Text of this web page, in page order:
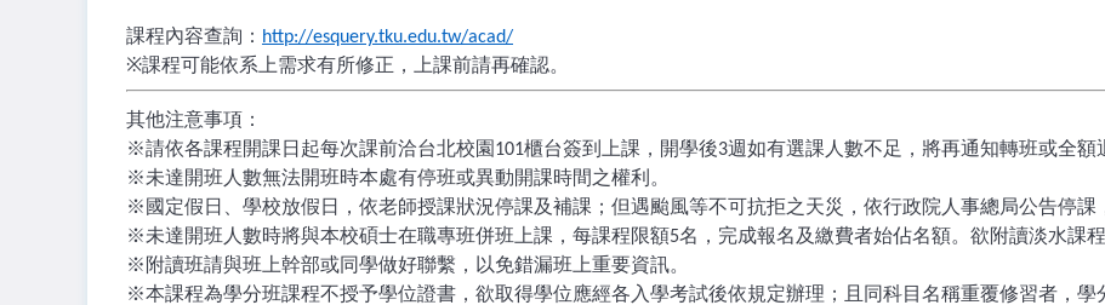
課程內容查詢： http://esquery.tku.edu.tw/acad/
※課程可能依系上需求有所修正，上課前請再確認。
其他注意事項：
※請依各課程開課日起每次課前洽台北校園 101櫃台簽到上課，開學後3週如有選課人數不足，將再通知轉班或全額
※未達開班人數無法開班時本處有停班或異動開課時間之權利。
※ 國定假日、學校放假日，依老師授課狀況停課及補課；但遇颱風等不可抗拒之天災，依行政院人事總局公告停課
※未達開班人數時將與本校碩士在職專班併班上課，每課程限額5名，完成報名及繳費者始佔名額。欲附讀淡水課
※ 附讀班請與班上幹部或同學做好聯繫，以免錯漏班上重要資訊。
※本課程為學分班課程不授予學位證書，欲取得學位應經各入學考試後依規定辦理；且同科目名稱重覆修習者，學